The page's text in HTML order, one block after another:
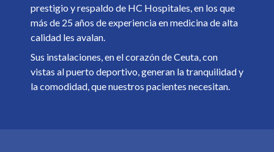
prestigio y respaldo de HC Hospitales, en los que
más de 25 años de experiencia en medicina de alta
calidad les avalan.
Sus instalaciones, en el corazón de Ceuta, con
vistas al puerto deportivo, generan la tranquilidad y
la comodidad, que nuestros pacientes necesitan.